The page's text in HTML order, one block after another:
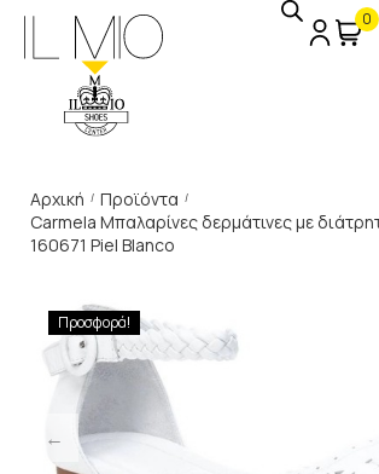
0
Αρχική / Προϊόντα /
Carmela Μπαλαρίνες δερμάτινες με
160671 Piel Blanco
Προσφορά!